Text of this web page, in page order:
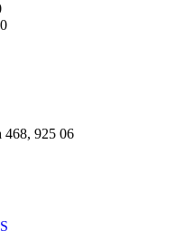
468, 925 06